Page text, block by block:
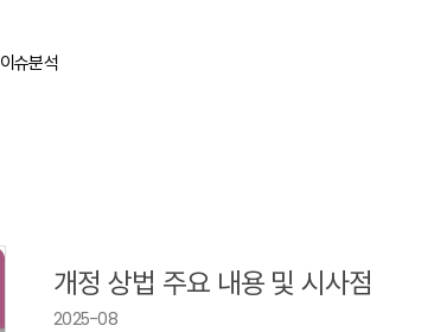
이슈분석
개정 상법 주요 내용 및 시사점
2025-08